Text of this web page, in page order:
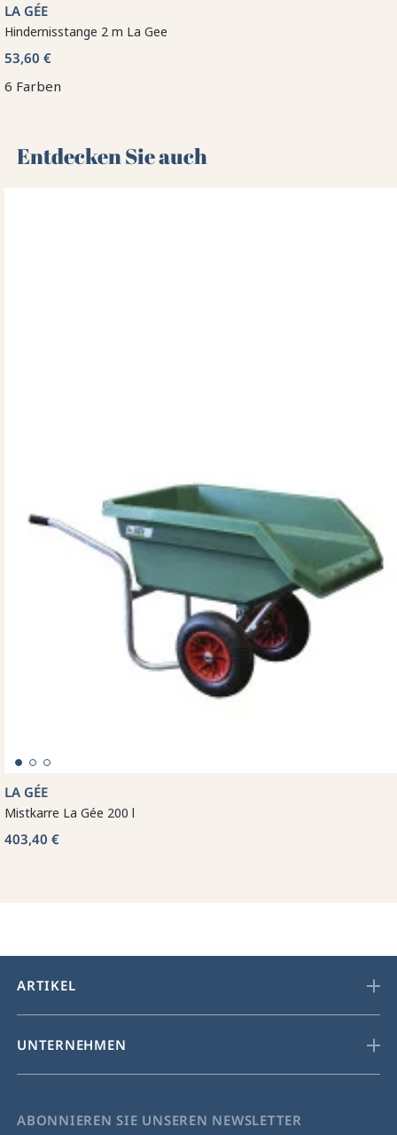
LA GÉE
Hindernisstange 2 m La Gee
53,60 €
6 Farben
Entdecken Sie auch 🌻
LA GÉE
Mistkarre La Gée 200 l
403,40 €
ARTIKEL
UNTERNEHMEN
ABONNIEREN SIE UNSEREN NEWSLETTER